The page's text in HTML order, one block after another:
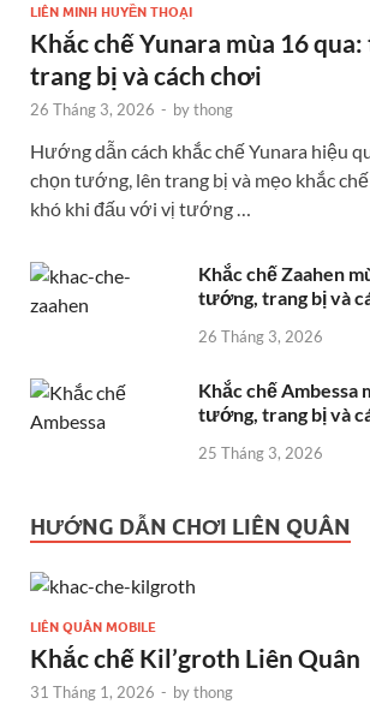
LIÊN MINH HUYỀN THOẠI
Khắc chế Yunara mùa 16
trang bị và cách chơi
26 Tháng 3, 2026 - bythong
Hướng dẫn cách khắc chế Yunara hiệu
chọn tướng, lên trang bị và mẹo khắc
khó khi đấu với vị tướng …
Khắc chế Zaahen
tướng, trang bị và
26 Tháng 3, 2026
Khắc chế Ambessa
tướng, trang bị và
25 Tháng 3, 2026
HƯỚNG DẪN CHƠI LIÊN QUÂN
LIÊN QUÂN MOBILE
Khắc chế Kil’groth Liên Quân
31 Tháng 1, 2026 - bythong